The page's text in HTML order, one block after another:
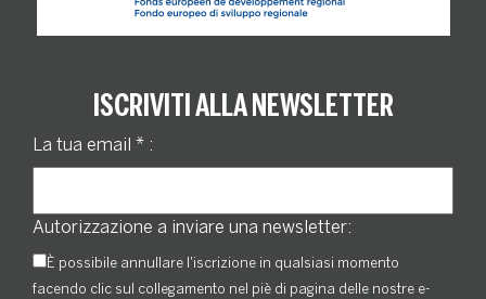
ISCRIVITI ALLA NEWSLETTER
La tua email * :
Autorizzazione a inviare una newsletter:
È possibile annullare l'iscrizione in qualsiasi momento
facendo clic sul collegamento nel piè di pagina delle nostre e-